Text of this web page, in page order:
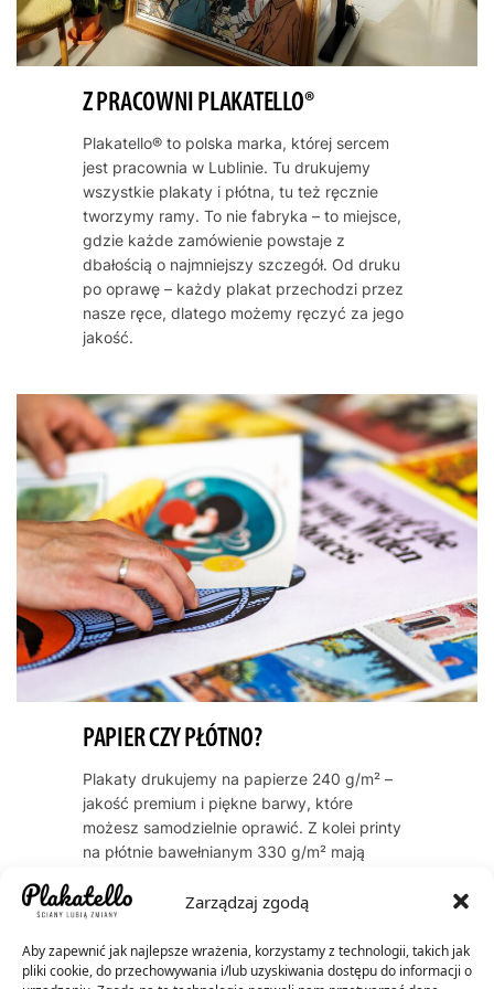
Zarządzaj zgodą
Aby zapewnić jak najlepsze wrażenia, korzystamy z technologii, takich jak
pliki cookie, do przechowywania i/lub uzyskiwania dostępu do informacji o
Z PRACOWNI PLAKATELLO®
Plakatello® to polska marka, której sercem
jest pracownia w Lublinie. Tu drukujemy
wszystkie plakaty i płótna, tu też ręcznie
tworzymy ramy. To nie fabryka – to miejsce,
gdzie każde zamówienie powstaje z
dbałością o najmniejszy szczegół. Od druku
po oprawę – każdy plakat przechodzi przez
nasze ręce, dlatego możemy ręczyć za jego
jakość.
PAPIER CZY PŁÓTNO?
Plakaty drukujemy na papierze 240 g/m² –
jakość premium i piękne barwy, które
możesz samodzielnie oprawić. Z kolei printy
na płótnie bawełnianym 330 g/m² mają
dostarczamy je oprawione w ramę. Oba
warianty cechują się trwałością kolorów
przez dekady – do 60 lat dla plakatów, do
200 lat dla płócien.